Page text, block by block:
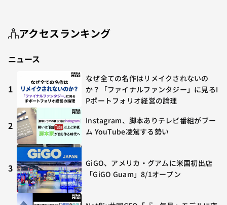
アクセスランキング
ニュース
1
なぜ全ての名作はリメイクされないの
か？「ファイナルファンタジー」に見るI
Pポートフォリオ経営の論理
2
Instagram、脚本ありテレビ番組がブー
ム YouTube凌駕する勢い
3
GiGO、アメリカ・グアムに米国初出店
「GiGO Guam」8/1オープン